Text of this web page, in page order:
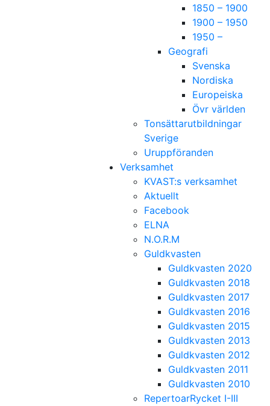
1850 – 1900
1900 – 1950
1950 –
Geografi
Svenska
Nordiska
Europeiska
Övr världen
Tonsättarutbildningar
Sverige
Uruppföranden
Verksamhet
KVAST:s verksamhet
Aktuellt
Facebook
ELNA
N.O.R.M
Guldkvasten
Guldkvasten 2020
Guldkvasten 2018
Guldkvasten 2017
Guldkvasten 2016
Guldkvasten 2015
Guldkvasten 2013
Guldkvasten 2012
Guldkvasten 2011
Guldkvasten 2010
RepertoarRycket I-III